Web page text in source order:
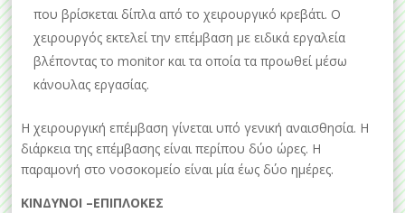
που βρίσκεται δίπλα από το χειρουργικό κρεβάτι. Ο
χειρουργός εκτελεί την επέμβαση με ειδικά εργαλεία
βλέποντας το monitor και τα οποία τα προωθεί μέσω
κάνουλας εργασίας.
Η χειρουργική επέμβαση γίνεται υπό γενική αναισθησία. Η
διάρκεια της επέμβασης είναι περίπου δύο ώρες. Η
παραμονή στο νοσοκομείο είναι μία έως δύο ημέρες.
ΚΙΝΔΥΝΟΙ –ΕΠΙΠΛΟΚΕΣ